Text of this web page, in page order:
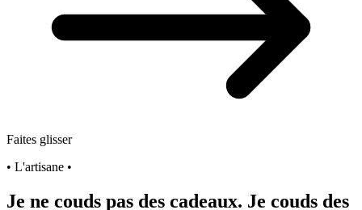
Faites glisser
• L'artisane •
Je ne couds pas des cadeaux. Je couds des